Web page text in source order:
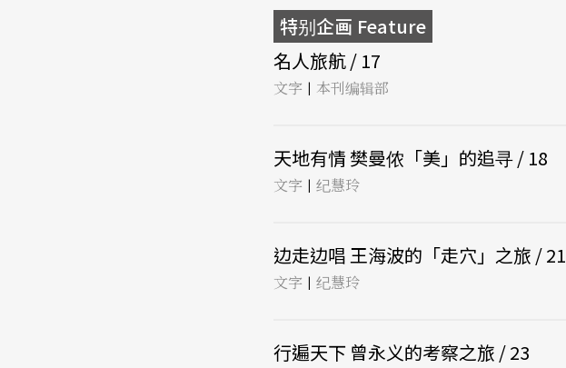
特别企画 Feature
名人旅航 / 17
文字 | 本刊编辑部
天地有情 樊曼侬「美」的追寻 / 18
文字 | 纪慧玲
边走边唱 王海波的「走穴」之旅 / 21
文字 | 纪慧玲
行遍天下 曾永义的考察之旅 / 23